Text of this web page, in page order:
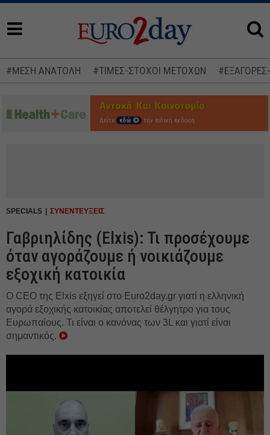
#ΜΕΣΗ ΑΝΑΤΟΛΗ #ΤΙΜΕΣ-ΣΤΟΧΟΙ ΜΕΤΟΧΩΝ
Δείτε εδώ την ειδική έκδοση
SPECIALS ΣΥΝΕΝΤΕΥΞΕΙΣ
Γαβριηλίδης (Elxis): Τι προσέχουμε
όταν αγοράζουμε ή νοικιάζουμε
εξοχική κατοικία
Ο CEO της Elxis εξηγεί στο Euro2day.gr γιατί η ελληνική
αγορά εξοχικής κατοικίας αποτελεί θέλγητρο για τους
Ευρωπαίους. Τι είναι ο κανόνας των 3L και γιατί είναι
σημαντικός.